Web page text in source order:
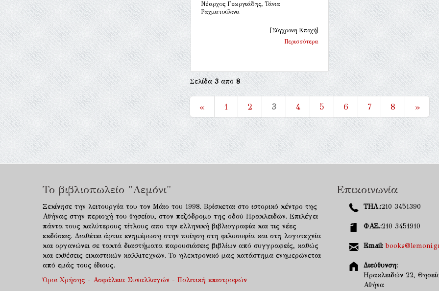
Νέαρχος Γεωργιάδης, Τάνια
Ραχματούλινα
[Σύγχρονη Εποχή]
Περισσότερα
Σελίδα3από8
« 1 2 3 4 5 6 7 8 »
Το βιβλιοπωλείο "Λεμόνι"
Ξεκίνησε την λειτουργία του τον Μάιο του 1998. Βρίσκεται στο ιστορικό κέντρο της
Αθήνας στην περιοχή του θησείου, στον πεζόδρομο της οδού Ηρακλειδών. Επιλέγει
πάντα τους καλύτερους τίτλους απο την ελληνική βιβλιογραφία και τις νέες
εκδόσεις. Διαθέτει άρτια ενημέρωση στην ποίηση στη φιλοσοφία και στη λογοτεχνία
και οργανώνει σε τακτά διαστήματα παρουσιάσεις βιβλίων από συγγραφείς, καθώς
και εκθέσεις εικαστικών καλλιτεχνών. Το ηλεκτρονικό μας κατάστημα ενημερώνεται
από εμάς τους ίδιους.
Όροι Χρήσης - Ασφάλεια Συναλλαγών - Πολιτική επιστροφών
Επικοινωνία
ΤΗΛ.:210 3451390
ΦΑΞ.:210 3451910
Email:
Διεύθυνση:
Ηρακλειδών 22,
Αθήνα